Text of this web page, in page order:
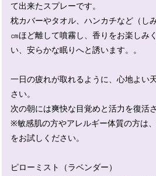
て出来たスプレーです。
枕カバーやタオル、ハンカチなど（し
㎝ほど離して噴霧し、香りをお楽しみ
い、安らかな眠りへと誘います。。
一日の疲れが取れるように、心地よい
さい。
次の朝には爽快な目覚めと活力を復活
※敏感肌の方やアレルギー体質の方は
をお試しください。
ピローミスト（ラベンダー）